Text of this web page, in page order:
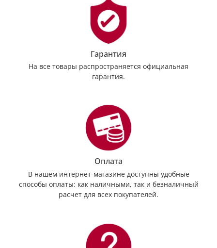
Гарантия
На все товары распространяется официальная
гарантия.
Оплата
В нашем интернет-магазине доступны удобные
способы оплаты: как наличными, так и безналичный
расчет для всех покупателей.